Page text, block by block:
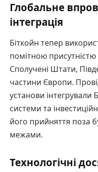
Глобальне
інтеграція
Біткойн тепер
помітною присутністю
Сполучені Штати,
частини Європи.
установи інтегрували
системи та
його прийняття поза
межами.
Технологічні